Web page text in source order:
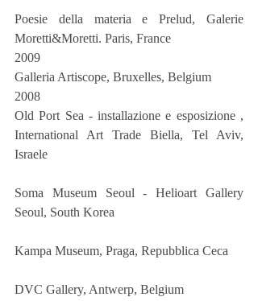
Poesie della materia e Prelud, Galerie
Moretti&Moretti. Paris, France
2009
Galleria Artiscope, Bruxelles, Belgium
2008
Old Port Sea - installazione e esposizione ,
International Art Trade Biella, Tel Aviv,
Israele
Soma Museum Seoul - Helioart Gallery
Seoul, South Korea
Kampa Museum, Praga, Repubblica Ceca
DVC Gallery, Antwerp, Belgium